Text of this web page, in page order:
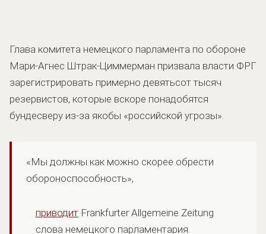
Глава комитета немецкого парламента по обороне
Мари-Агнес Штрак-Циммерман призвала власти ФРГ
зарегистрировать примерно девятьсот тысяч
резервистов, которые вскоре понадобятся
бундесверу из-за якобы «российской угрозы».
«Мы должны как можно скорее обрести
обороноспособность»,
приводит Frankfurter Allgemeine Zeitung
слова немецкого парламентария.